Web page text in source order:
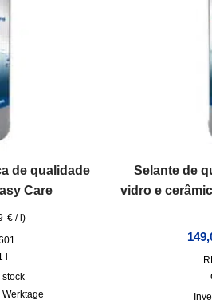
de qualidade
Care
€/l)
stock
Werktage
Selante de
vidro e